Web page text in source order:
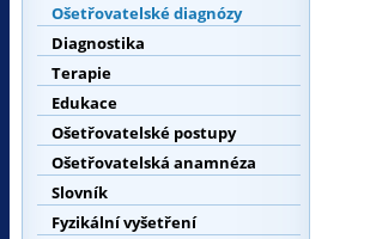
Ošetřovatelské diagnózy
Diagnostika
Terapie
Edukace
Ošetřovatelské postupy
Ošetřovatelská anamnéza
Slovník
Fyzikální vyšetření